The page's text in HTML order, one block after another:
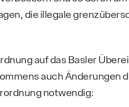
die illegale
auf das Basler
auch Änderungen
notwendig: